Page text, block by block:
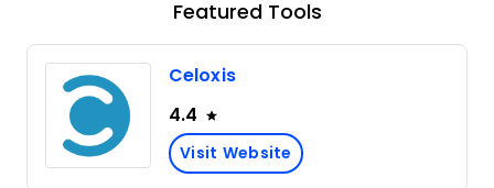
Featured Tools
Celoxis
4.4
Visit Website